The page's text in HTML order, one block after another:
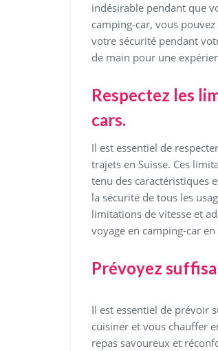
indésirable pendant que
camping-car, vous
votre sécurité pendant
de main pour une
Respectez les
cars.
Il est essentiel de
trajets en Suisse. Ces
tenu des caractéristiques
la sécurité de tous les
limitations de vitesse et
voyage en camping-car
Prévoyez
Il est essentiel de prévoir
cuisiner et vous chauffer
repas savoureux et